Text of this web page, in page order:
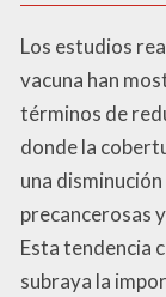
Los estudios
vacuna han
términos de
donde la
una
precancerosas
Esta tendencia
subraya la